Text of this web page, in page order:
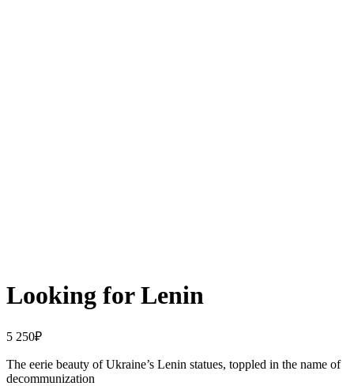
Looking for Lenin
5 250₽
The eerie beauty of Ukraine’s Lenin statues, toppled in the name of
decommunization